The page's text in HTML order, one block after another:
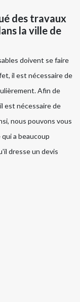
des travaux
la ville de
doivent se faire
il est nécessaire de
Afin de
est nécessaire de
nous pouvons vous
a beaucoup
dresse un devis